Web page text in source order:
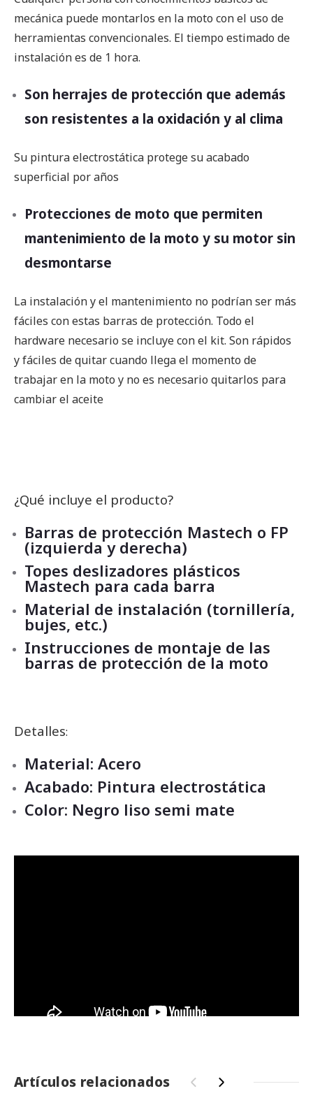
mecánica puede montarlos en la moto con el uso de
herramientas convencionales. El tiempo estimado de
instalación es de 1 hora.
Son herrajes de protección que además
son resistentes a la oxidación y al clima
Su pintura electrostática protege su acabado
superficial por años
Protecciones de moto que permiten
mantenimiento de la moto y su motor sin
desmontarse
La instalación y el mantenimiento no podrían ser más
fáciles con estas barras de protección. Todo el
hardware necesario se incluye con el kit. Son rápidos
y fáciles de quitar cuando llega el momento de
trabajar en la moto y no es necesario quitarlos para
cambiar el aceite
¿Qué incluye el producto?
Barras de protección Mastech o FP
(izquierda y derecha)
Topes deslizadores plásticos
Mastech para cada barra
Material de instalación (tornillería,
bujes, etc.)
Instrucciones de montaje de las
barras de protección de la moto
Detalles:
Material: Acero
Acabado: Pintura electrostática
Color: Negro liso semi mate
Artículos relacionados ‹ ›